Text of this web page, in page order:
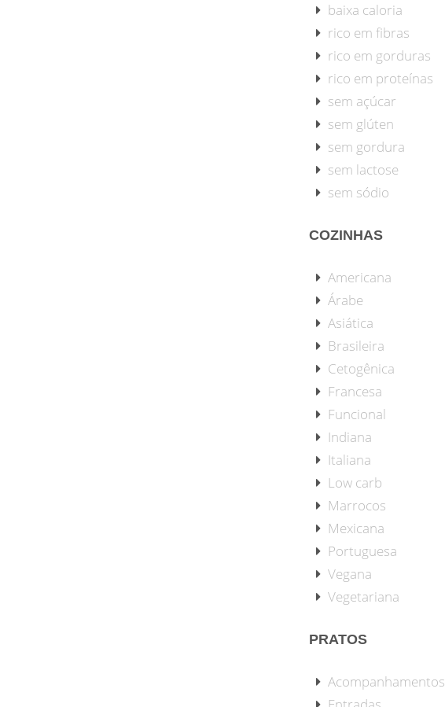
baixa caloria
rico em fibras
rico em gorduras
rico em proteínas
sem açúcar
sem glúten
sem gordura
sem lactose
sem sódio
COZINHAS
Americana
Árabe
Asiática
Brasileira
Cetogênica
Francesa
Funcional
Indiana
Italiana
Low carb
Marrocos
Mexicana
Portuguesa
Vegana
Vegetariana
PRATOS
Acompanhamentos